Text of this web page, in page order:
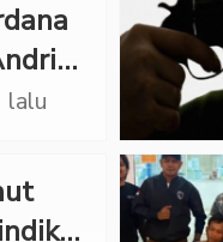
di
lalu